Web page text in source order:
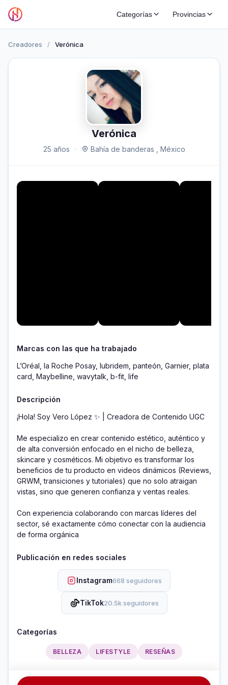
Categorías Provincias
Creadores / Verónica
Verónica
25 años · Bahía de banderas , México
Marcas con las que ha trabajado
L’Oréal, la Roche Posay, lubridem, panteón, Garnier, plata
card, Maybelline, wavytalk, b-fit, life
Descripción
¡Hola! Soy Vero López ✨ | Creadora de Contenido UGC
Me especializo en crear contenido estético, auténtico y
de alta conversión enfocado en el nicho de belleza,
skincare y cosméticos. Mi objetivo es transformar los
beneficios de tu producto en videos dinámicos (Reviews,
GRWM, transiciones y tutoriales) que no solo atraigan
vistas, sino que generen confianza y ventas reales.
Con experiencia colaborando con marcas líderes del
sector, sé exactamente cómo conectar con la audiencia
de forma orgánica
Publicación en redes sociales
Instagram668 seguidores
TikTok20.5k seguidores
Categorías
BELLEZA LIFESTYLE RESEÑAS